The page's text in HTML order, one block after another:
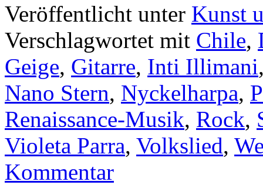
Veröffentlicht unter Kunst
Verschlagwortet mit Chile,
Geige, Gitarre, Inti Illimani
Nano Stern, Nyckelharpa,
Renaissance-Musik, Rock,
Violeta Parra, Volkslied,
Kommentar